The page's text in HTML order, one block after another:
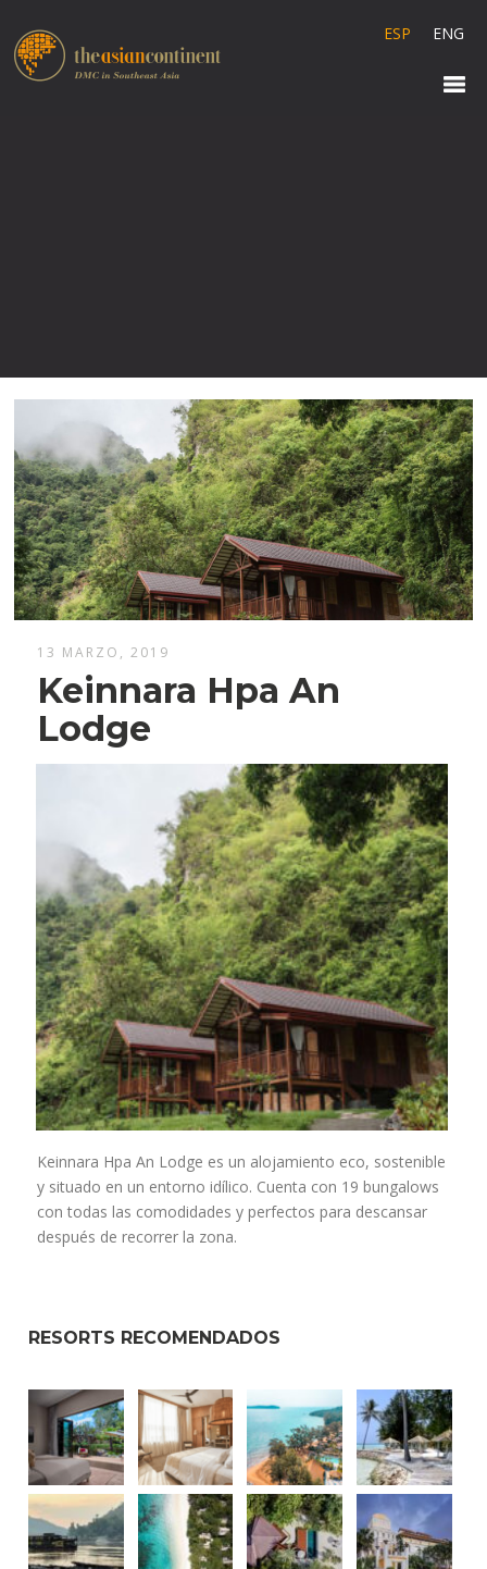
ESP ENG
13 MARZO, 2019
Keinnara Hpa An
Lodge
Keinnara Hpa An Lodge es un alojamiento eco, sostenible
y situado en un entorno idílico. Cuenta con 19 bungalows
con todas las comodidades y perfectos para descansar
después de recorrer la zona.
RESORTS RECOMENDADOS